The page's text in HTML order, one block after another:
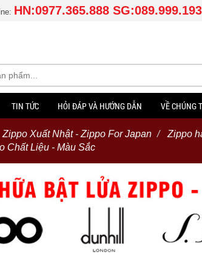
HN:0977.365.888
TIN TỨC HỎI ĐÁP VÀ HƯỚNG DẪN VỀ CHÚNG
Zippo Xuất Nhật - Zippo For Japan Zippo
Chất Liệu - Màu Sắc